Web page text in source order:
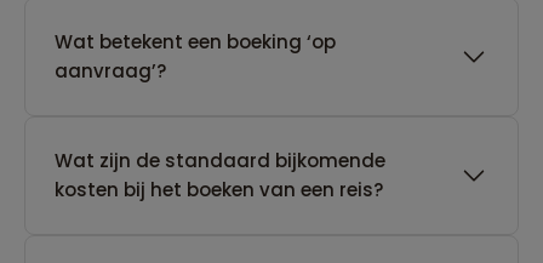
Wat betekent een boeking ‘op
aanvraag’?
Wat zijn de standaard bijkomende
kosten bij het boeken van een reis?